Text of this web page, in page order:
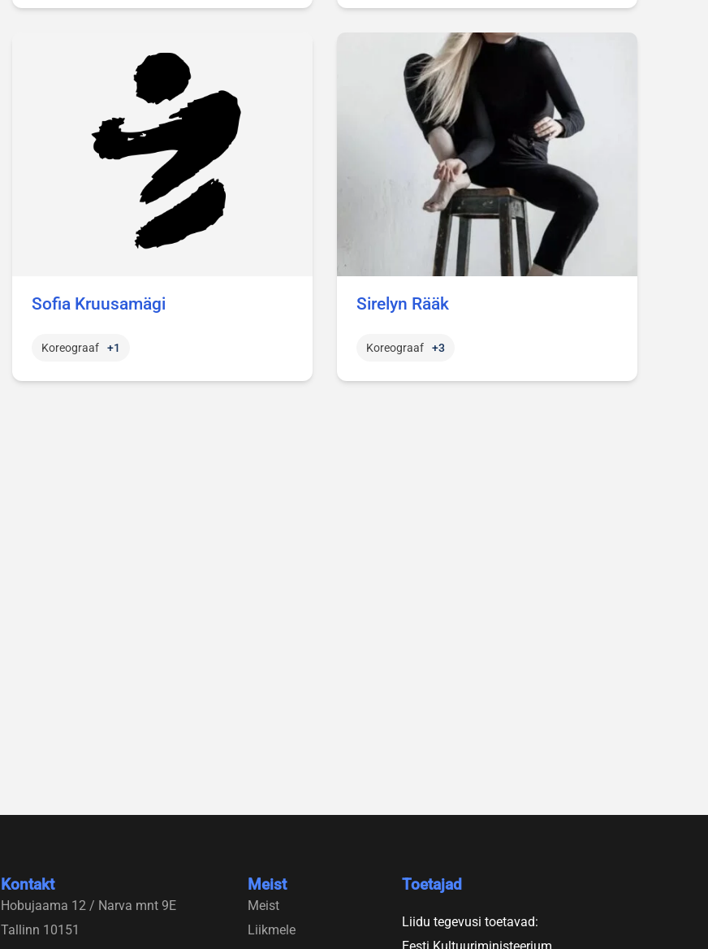
Sofia Kruusamägi
Koreograaf +1
Sirelyn Rääk
Koreograaf +3
Kontakt
Hobujaama 12 / Narva mnt 9E
Tallinn 10151
Meist
Meist
Liikmele
Toetajad
Liidu tegevusi toetavad: